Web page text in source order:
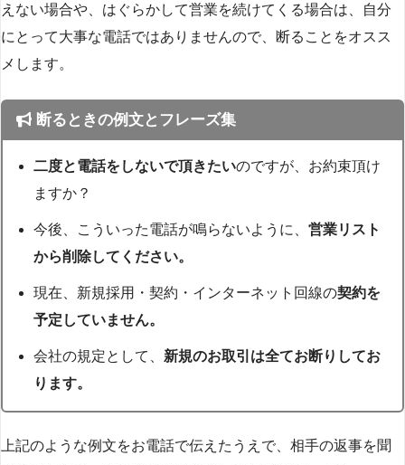
えない場合や、はぐらかして営業を続けてくる場合は、自分
にとって大事な電話ではありませんので、断ることをオスス
メします。
断るときの例文とフレーズ集
二度と電話をしないで頂きたいのですが、お約束頂け
ますか？
今後、こういった電話が鳴らないように、営業リスト
から削除してください。
現在、新規採用・契約・インターネット回線の契約を
予定していません。
会社の規定として、 新規のお取引は全てお断りしてお
ります。
上記のような例文をお電話で伝えたうえで、相手の返事を聞